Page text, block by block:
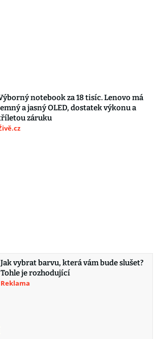
notebook za 18 tisíc. Lenovo má
a jasný OLED, dostatek výkonu a
záruku
Jak vybrat barvu, která vám bude slušet?
Tohle je rozhodující
Reklama